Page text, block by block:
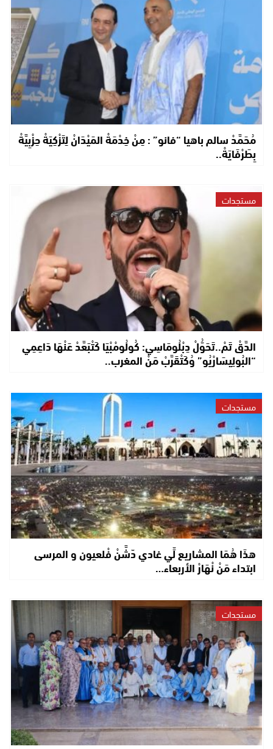
مُحَمَّدْ سالم باهيا “فانو” : مِنْ خِدْمَةْ المَيْدَانْ لِتَزْكِيَةْ حِزْبِيَّةْ
بِطَرْفَايَةْ..
مستجدات
الدَّقْ تَمْ..تَحَوُّلْ دِبْلُومَاسِي: كُولُومْبْيَا كَتْبَعَّدْ عَنْهَا دَاعِمِي
“البُولِيسَارْيُو” وُكَتْقَرَّبْ مَنْ المغرب..
مستجدات
هذَا هُمَا المشاريع لِّي غادي دّشَّنْ فْلعيون و المرسى
ابتداء مَنْ نْهَارْ الأربعاء…
مستجدات